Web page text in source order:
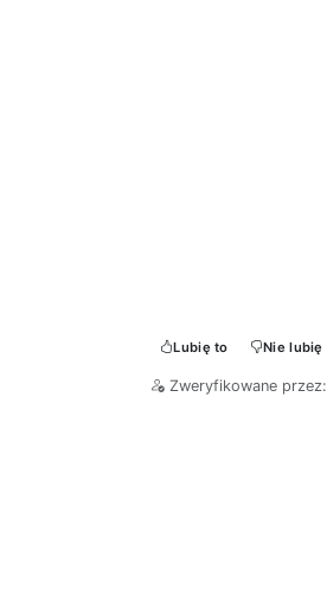
Lubię to Nie lubię
Zweryfikowane przez: